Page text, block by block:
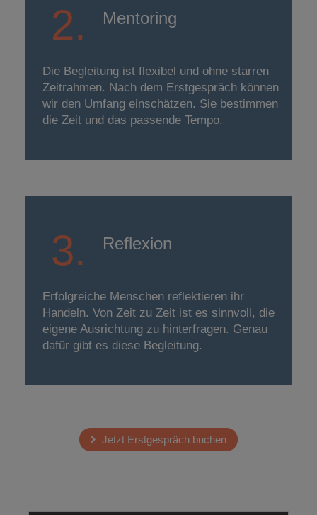
2. Mentoring
Die Begleitung ist flexibel und ohne starren
Zeitrahmen. Nach dem Erstgespräch können
wir den Umfang einschätzen. Sie bestimmen
die Zeit und das passende Tempo.
3. Reflexion
Erfolgreiche Menschen reflektieren ihr
Handeln. Von Zeit zu Zeit ist es sinnvoll, die
eigene Ausrichtung zu hinterfragen. Genau
dafür gibt es diese Begleitung.
Jetzt Erstgespräch buchen